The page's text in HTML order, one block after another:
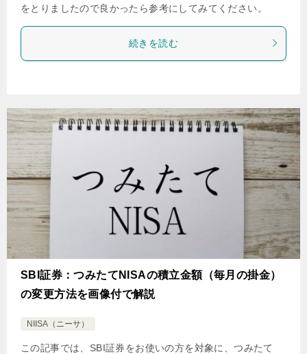
をとりましたので良かったら参考にしてみてください。
続きを読む
SBI証券：つみたてNISAの積立金額（毎月の掛金）
の変更方法を画像付で解説
NIISA（ニーサ）
この記事では、SBI証券をお使いの方を対象に、つみたて